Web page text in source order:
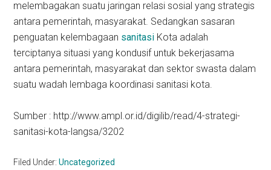
melembagakan suatu jaringan relasi sosial yang strategis
antara pemerintah, masyarakat. Sedangkan sasaran
penguatan kelembagaan sanitasi Kota adalah
terciptanya situasi yang kondusif untuk bekerjasama
antara pemerintah, masyarakat dan sektor swasta dalam
suatu wadah lembaga koordinasi sanitasi kota.
Sumber : http://www.ampl.or.id/digilib/read/4-strategi-
sanitasi-kota-langsa/3202
Filed Under:Uncategorized